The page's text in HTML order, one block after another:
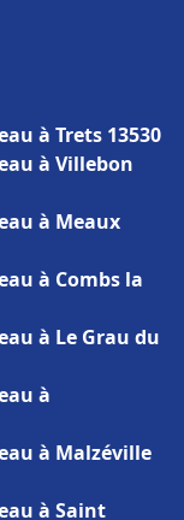
à Trets 13530
à Villebon
à Meaux
à Combs la
à Le Grau du
à
à Malzéville
à Saint